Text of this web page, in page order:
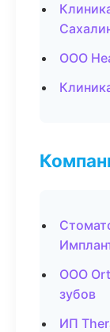
ООО
ООО
зубов
ИП